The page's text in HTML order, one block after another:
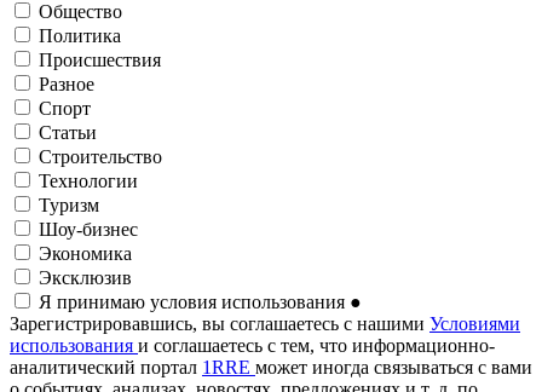
Общество
Политика
Происшествия
Разное
Спорт
Статьи
Строительство
Технологии
Туризм
Шоу-бизнес
Экономика
Эксклюзив
Я принимаю условия использования ●
Зарегистрировавшись, вы соглашаетесь с нашими Условиями
использования и соглашаетесь с тем, что информационно-
аналитический портал 1RRE может иногда связываться с вами